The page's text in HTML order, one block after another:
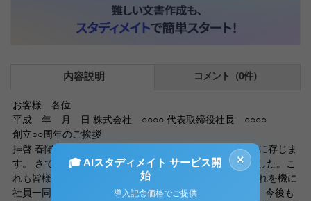
内容説明 コメント（0件）
お客様 各位
平成 年 月 日 株式会社 ○○○○ 代表取締役社長 ○○○○
創立○○周年のご挨拶
拝啓 春陽の候、貴社ますますご隆盛のことと慶賀の至りに存じま
す。 さて、弊社は平成○年○月○日に創立○○周年を迎えました。こ
れも皆様のご支援の賜物と心より感謝しております。 これを機に
社員一同決意も新たに鋭意努力いたす所存でございます。今後も
×
🎓 AIスタディメイト サービス開
始
導入記念価格でご提供